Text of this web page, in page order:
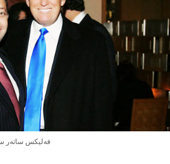
فەليكس ساتەر